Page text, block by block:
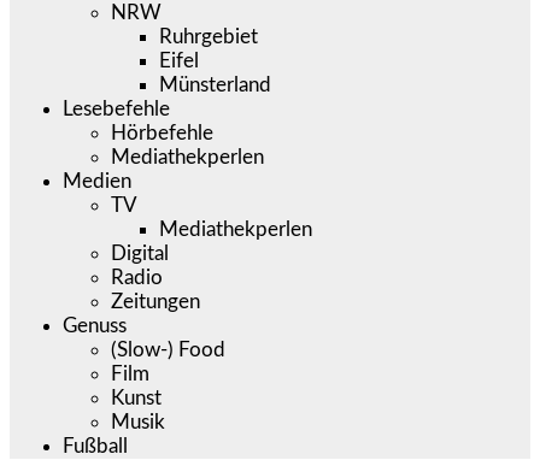
NRW
Ruhrgebiet
Eifel
Münsterland
Lesebefehle
Hörbefehle
Mediathekperlen
Medien
TV
Mediathekperlen
Digital
Radio
Zeitungen
Genuss
(Slow-) Food
Film
Kunst
Musik
Fußball